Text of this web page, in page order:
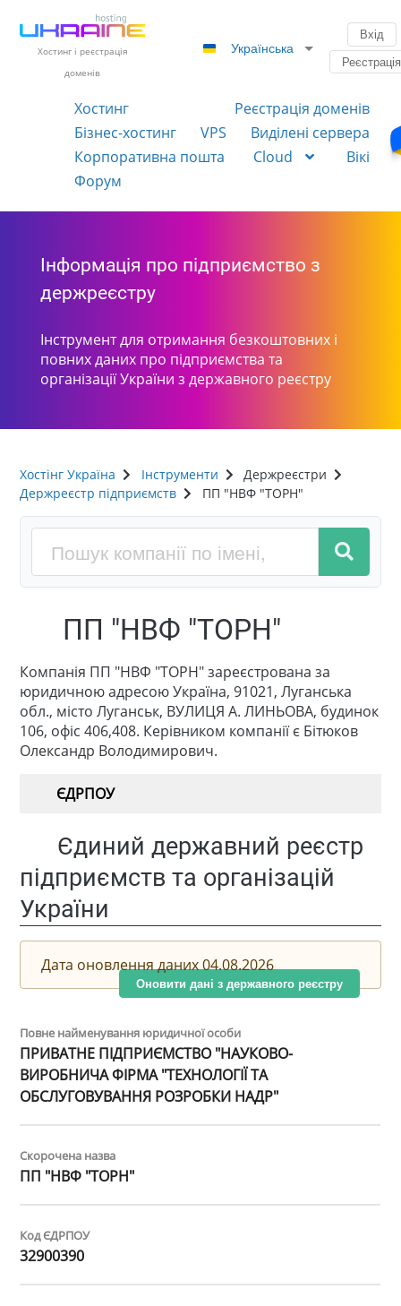
Хостинг і реєстрація
доменів
Українська
Вхід
Реєстрація
Хостинг
Реєстрація доменів
Бізнес-хостинг
VPS
Виділені сервера
Корпоративна пошта
Cloud
Вікі
Форум
Інформація про підприємство з
держреєстру
Інструмент для отримання безкоштовних і
повних даних про підприємства та
організації України з державного реєстру
Хостінг Україна Інструменти
Держреєстри
Держреєстр підприємств
ПП "НВФ "ТОРН"
ПП "НВФ "ТОРН"
Компанія ПП "НВФ "ТОРН" зареєстрована за
юридичною адресою Україна, 91021, Луганська
обл., місто Луганськ, ВУЛИЦЯ А. ЛИНЬОВА, будинок
106, офіс 406,408. Керівником компанії є Бітюков
Олександр Володимирович.
ЄДРПОУ
Єдиний державний реєстр
підприємств та організацій
України
Дата оновлення даних 04.08.2026
Оновити дані з державного реєстру
Повне найменування юридичної особи
ПРИВАТНЕ ПІДПРИЄМСТВО "НАУКОВО-
ВИРОБНИЧА ФІРМА "ТЕХНОЛОГІЇ ТА
ОБСЛУГОВУВАННЯ РОЗРОБКИ НАДР"
Скорочена назва
ПП "НВФ "ТОРН"
Код ЄДРПОУ
32900390